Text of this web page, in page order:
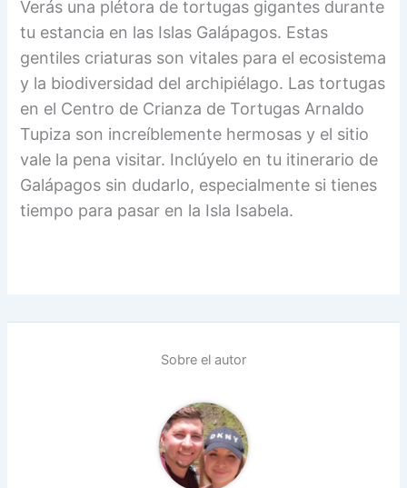
Verás una plétora de tortugas gigantes durante
tu estancia en las Islas Galápagos. Estas
gentiles criaturas son vitales para el ecosistema
y la biodiversidad del archipiélago. Las tortugas
en el Centro de Crianza de Tortugas Arnaldo
Tupiza son increíblemente hermosas y el sitio
vale la pena visitar. Inclúyelo en tu itinerario de
Galápagos sin dudarlo, especialmente si tienes
tiempo para pasar en la Isla Isabela.
Sobre el autor